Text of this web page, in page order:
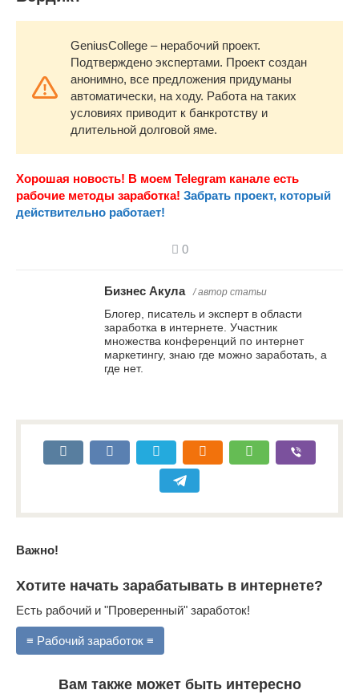
GeniusCollege – нерабочий проект.
Подтверждено экспертами. Проект создан
анонимно, все предложения придуманы
автоматически, на ходу. Работа на таких
условиях приводит к банкротству и
длительной долговой яме.
Хорошая новость! В моем Telegram канале есть
рабочие методы заработка! Забрать проект, который
действительно работает!
0
Бизнес Акула / автор статьи
Блогер, писатель и эксперт в области
заработка в интернете. Участник
множества конференций по интернет
маркетингу, знаю где можно заработать, а
где нет.
Важно!
Хотите начать зарабатывать в интернете?
Есть рабочий и "Проверенный" заработок!
≡ Рабочий заработок ≡
Вам также может быть интересно